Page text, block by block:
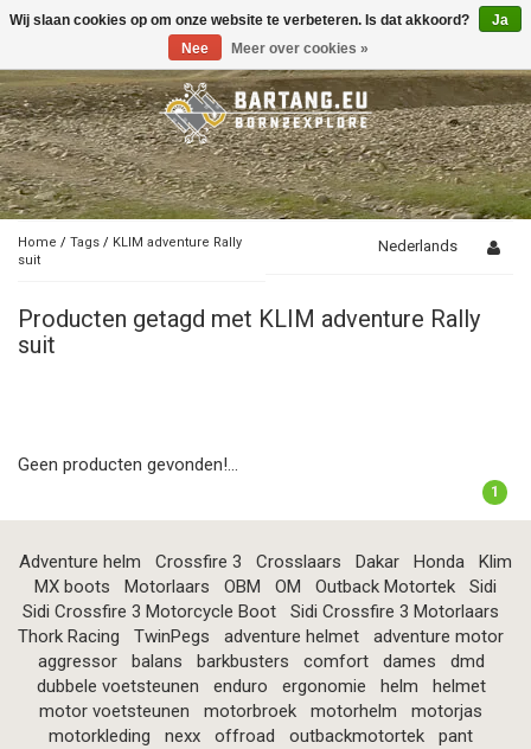
Toggle
Home / Tags / KLIM adventure Rally
suit
Nederlands
Producten getagd met KLIM adventure Rally
suit
Geen producten gevonden!...
1
Adventure helm Crossfire 3 Crosslaars Dakar Honda
Klim
MX boots
Motorlaars OBM OM Outback Motortek
Sidi
Sidi Crossfire 3 Motorcycle Boot
Sidi Crossfire 3 Motorlaars
Thork Racing
TwinPegs adventure helmet
adventure motor
aggressor
balans barkbusters comfort dames
dmd
dubbele voetsteunen
enduro ergonomie helm
helmet
motor voetsteunen
motorbroek motorhelm
motorjas
motorkleding
nexx offroad outbackmotortek
pant
Wij slaan cookies op om onze website te verbeteren. Is dat akkoord?
Ja
Nee
Meer over cookies »